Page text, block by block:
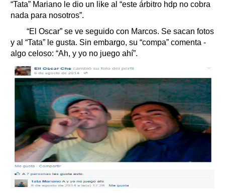
“Tata” Mariano le dio un like al “este árbitro hdp no cobra
nada para nosotros”.
“El Oscar” se ve seguido con Marcos. Se sacan fotos
y al “Tata” le gusta. Sin embargo, su “compa” comenta ­
algo celoso­: “Ah, y yo no juego ahí”.